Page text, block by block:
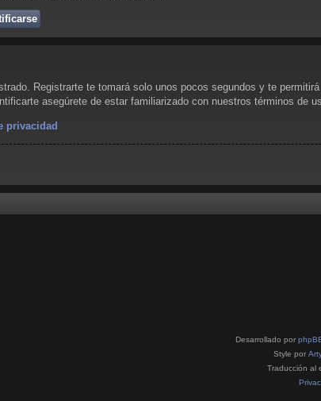
Registrarte te tomará solo unos pocos segundos y te
asegúrete de estar familiarizado con nuestros términos
privacidad
Desarrollado por
Style por
Traducción al